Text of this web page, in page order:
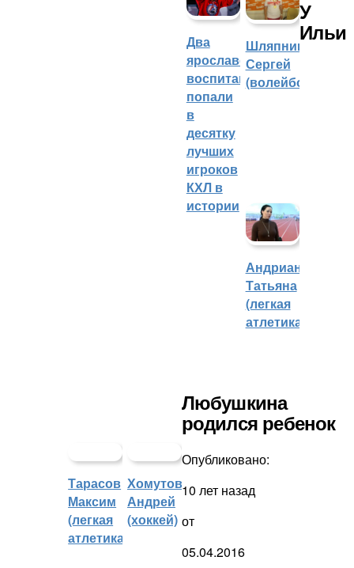
Два
ярославских
воспитанника
попали
в
десятку
лучших
игроков
КХЛ в
истории
Шляпников
Сергей
(волейбол)
Андрианова
Татьяна
(легкая
атлетика)
Тарасов
Максим
(легкая
атлетика)
Хомутов
Андрей
(хоккей)
У
Ильи
Любушкина
родился ребенок
Опубликовано:
10 лет назад
от
05.04.2016